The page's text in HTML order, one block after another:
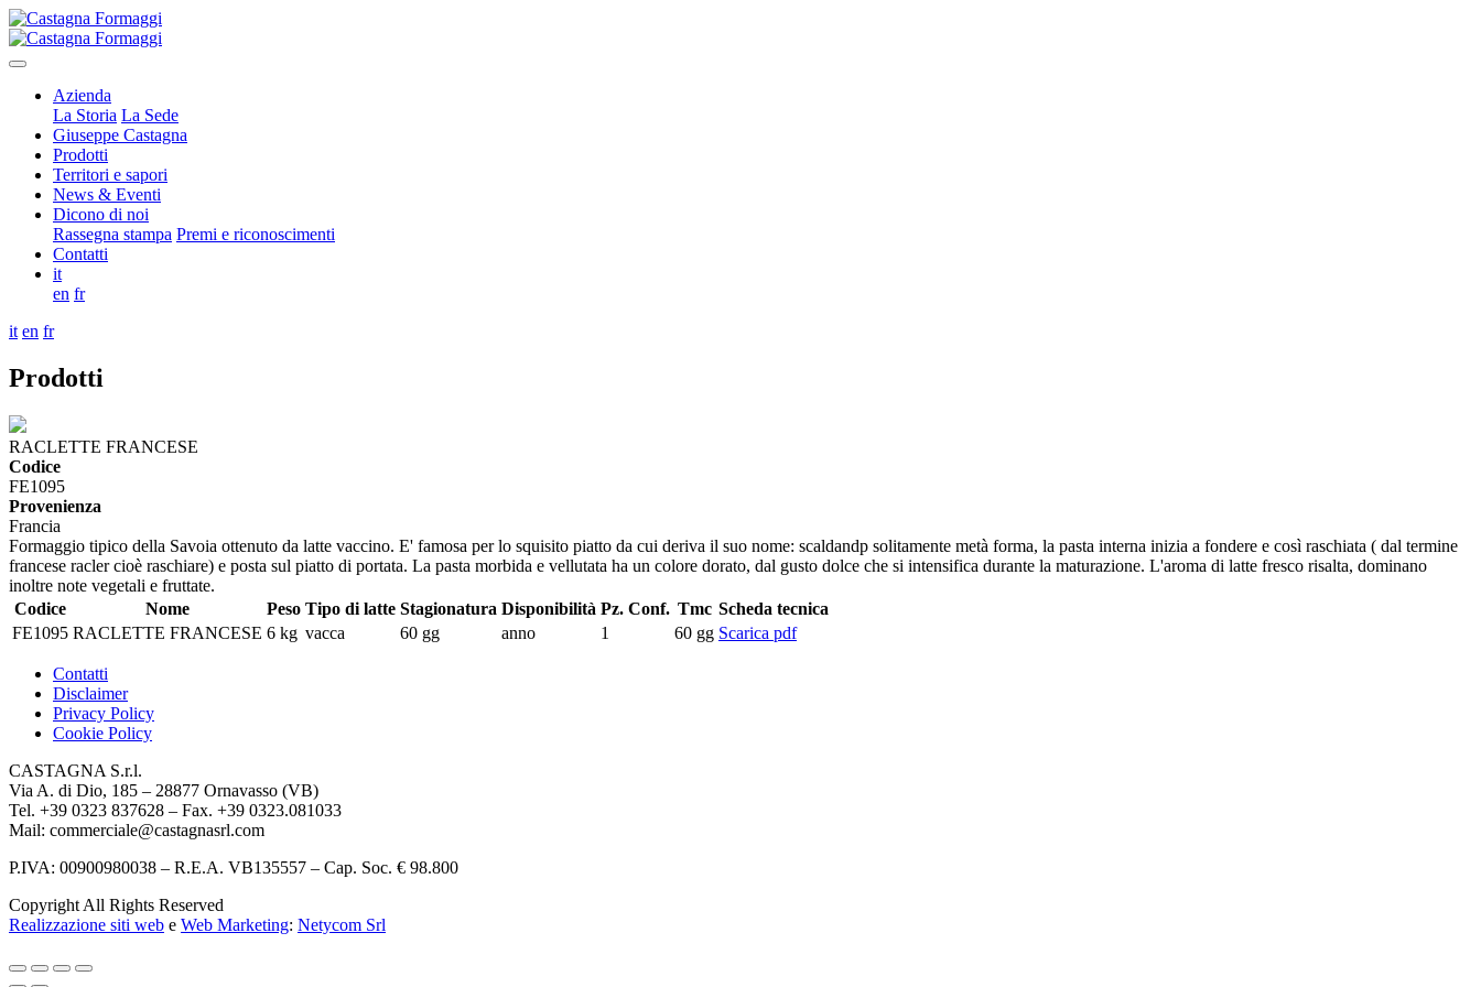
Azienda
La Storia La Sede
Giuseppe Castagna
Prodotti
Territori e sapori
News & Eventi
Dicono di noi
Rassegna stampa Premi e riconoscimenti
Contatti
it
en fr
it en fr
Prodotti
RACLETTE FRANCESE
Codice
FE1095
Provenienza
Francia
Formaggio tipico della Savoia ottenuto da latte vaccino. E' famosa per lo squisito piatto da cui deriva il suo nome: scaldandp solitamente metà forma, la pasta interna inizia a fondere e così raschiata ( dal termine
francese racler cioè raschiare) e posta sul piatto di portata. La pasta morbida e vellutata ha un colore dorato, dal gusto dolce che si intensifica durante la maturazione. L'aroma di latte fresco risalta, dominano
inoltre note vegetali e fruttate.
Codice
Nome Peso Tipo di latte Stagionatura Disponibilità Pz. Conf. Tmc Scheda tecnica
FE1095 RACLETTE FRANCESE 6 kg vacca 60 gg anno 1 60 gg Scarica pdf
Contatti
Disclaimer
Privacy Policy
Cookie Policy
CASTAGNA S.r.l.
Via A. di Dio, 185 – 28877 Ornavasso (VB)
Tel. +39 0323 837628 – Fax. +39 0323.081033
Mail: commerciale@castagnasrl.com
P.IVA: 00900980038 – R.E.A. VB135557 – Cap. Soc. € 98.800
Copyright All Rights Reserved
Realizzazione siti web e Web Marketing: Netycom Srl